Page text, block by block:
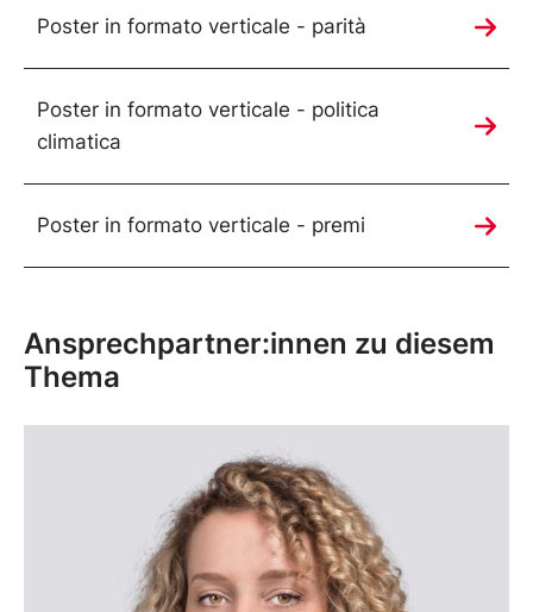
Poster in formato verticale - parità
Poster in formato verticale - politica
climatica
Poster in formato verticale - premi
Ansprechpartner:innen zu diesem
Thema